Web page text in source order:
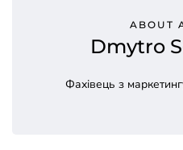
ABOUT
Dmytro
Фахівець з